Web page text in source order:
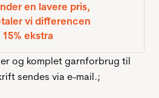
en lavere pris,
vi differencen
15% ekstra
og komplet garnforbrug til
sendes via e-mail.;